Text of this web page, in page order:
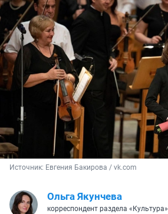
Источник: Евгения Бакирова / vk.com
Ольга Якунчева
корреспондент раздела «Культура»